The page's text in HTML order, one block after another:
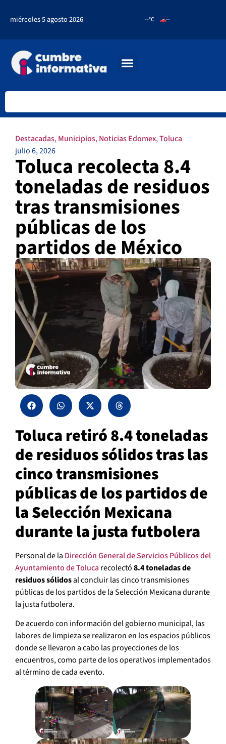
miércoles 5 agosto 2026 --°C --
Destacadas,Municipios,Noticias Edomex,Toluca
julio 6, 2026
Toluca recolecta 8.4
toneladas de residuos
tras transmisiones
públicas de los
partidos de México
Toluca retiró 8.4 toneladas
de residuos sólidos tras las
cinco transmisiones
públicas de los partidos de
la Selección Mexicana
durante la justa futbolera
Personal de la Dirección General de Servicios Públicos del
Ayuntamiento de Toluca recolectó8.4 toneladas de
residuos sólidosal concluir las cinco transmisiones
públicas de los partidos de la Selección Mexicana durante
la justa futbolera.
De acuerdo con información del gobierno municipal, las
labores de limpieza se realizaron en los espacios públicos
donde se llevaron a cabo las proyecciones de los
encuentros, como parte de los operativos implementados
al término de cada evento.